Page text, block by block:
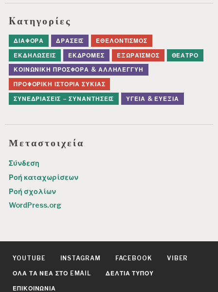
Kατηγορίες
ΔΙΆΦΟΡΑ ΔΡΆΣΕΙΣ
ΕΘΕΛΟΝΤΙΣΜΌΣ
ΕΚΔΗΛΏΣΕΙΣ
ΕΚΔΡΟΜΈΣ ΕΞΩΡΑΪΣΜΌΣ
ΘΈΑΤΡΟ
ΚΟΙΝΩΝΙΚΉ ΠΡΟΣΦΟΡΆ & ΑΛΛΗΛΕΓΓΎΗ
ΠΡΟΦΟΡΙΚΉ ΙΣΤΟΡΊΑ ΣΥΚΙΆΣ
ΣΥΝΕΔΡΙΆΣΕΙΣ – ΣΥΝΑΝΤΉΣΕΙΣ
ΥΓΕΊΑ & ΕΥΕΞΊΑ
Μεταστοιχεία
Σύνδεση
Ροή καταχωρίσεων
Ροή σχολίων
WordPress.org
YOUTUBE INSTAGRAM FACEBOOK VIBER
ΌΛΑ ΤΑ ΝΈΑ ΣΤΟ EMAIL ΔΕΛΤΊΑ ΤΎΠΟΥ
ΕΠΙΚΟΙΝΩΝΊΑ